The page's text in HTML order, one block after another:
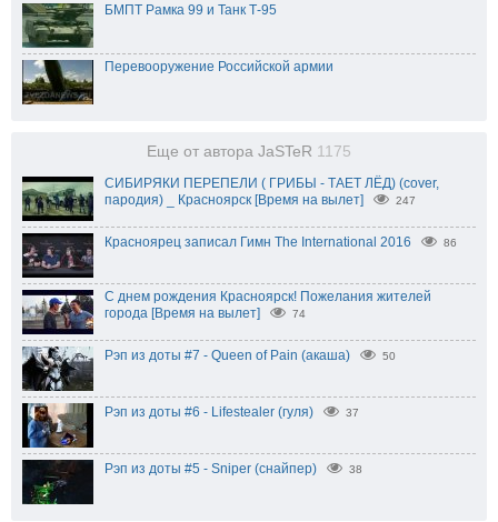
БМПТ Рамка 99 и Танк Т-95
Перевооружение Российской армии
Еще от автора JaSTeR 1175
СИБИРЯКИ ПЕРЕПЕЛИ ( ГРИБЫ - ТАЕТ ЛЁД) (cover,
пародия) _ Красноярск [Время на вылет]
247
Красноярец записал Гимн The International 2016 86
С днем рождения Красноярск! Пожелания жителей
города [Время на вылет]
74
Рэп из доты #7 - Queen of Pain (акаша) 50
Рэп из доты #6 - Lifestealer (гуля) 37
Рэп из доты #5 - Sniper (снайпер) 38